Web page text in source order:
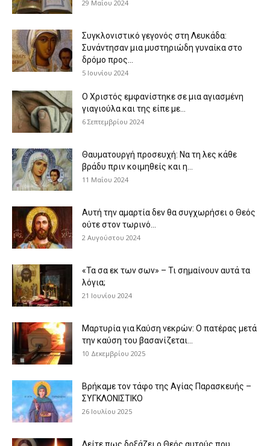
29 Μαΐου 2024
Συγκλονιστικό γεγονός στη Λευκάδα:
Συνάντησαν μια μυστηριώδη γυναίκα στο
δρόμο προς...
5 Ιουνίου 2024
Ο Χριστός εμφανίστηκε σε μια αγιασμένη
γιαγιούλα και της είπε με...
6 Σεπτεμβρίου 2024
Θαυματουργή προσευχή: Να τη λες κάθε
βράδυ πριν κοιμηθείς και η...
11 Μαΐου 2024
Αυτή την αμαρτία δεν θα συγχωρήσει ο Θεός
ούτε στον τωρινό...
2 Αυγούστου 2024
«Τα σα εκ των σων» – Τι σημαίνουν αυτά τα
λόγια;
21 Ιουνίου 2024
Μαρτυρία για Καύση νεκρών: Ο πατέρας μετά
την καύση του βασανίζεται...
10 Δεκεμβρίου 2025
Βρήκαμε τον τάφο της Αγίας Παρασκευής –
ΣΥΓΚΛΟΝΙΣΤΙΚΟ
26 Ιουλίου 2025